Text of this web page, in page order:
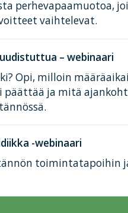
perhevapaamuotoa,
vaihtelevat.
– webinaari
Opi, milloin
päättää ja mitä
-webinaari
toimintatapoihin